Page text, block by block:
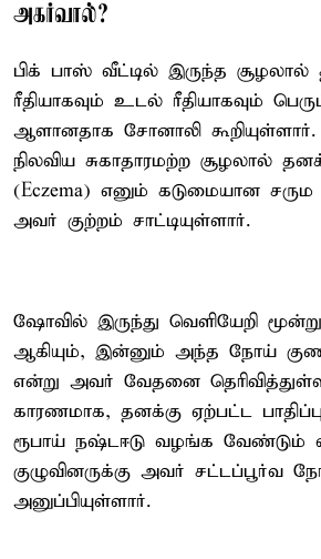
அகர்வால்?
பிக் பாஸ் வீட்டில் இருந்த
ரீதியாகவும் உடல் ரீதியாகவும்
ஆளானதாக சோனாலி
நிலவிய சுகாதாரமற்ற சூழலால்
(Eczema) எனும் கடுமையான
அவர் குற்றம் சாட்டியுள்ளார்.
ஷோவில் இருந்து வெளியேறி
ஆகியும், இன்னும் அந்த நோய்
என்று அவர் வேதனை
காரணமாக, தனக்கு ஏற்பட்ட
ரூபாய் நஷ்டஈடு வழங்க வேண்டும்
குழுவினருக்கு அவர் சட்டப்பூர்வ
அனுப்பியுள்ளார்.